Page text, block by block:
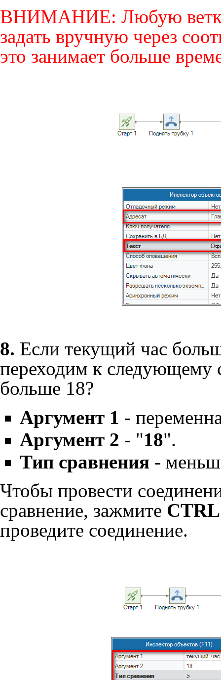
ВНИМАНИЕ: Любую ветку
задать вручную через
это занимает больше
8. Если текущий час
переходим к следующему
больше 18?
Аргумент 1 -
Аргумент 2 - "18".
Тип сравнения -
Чтобы провести
сравнение, зажмите CTRL
проведите соединение.